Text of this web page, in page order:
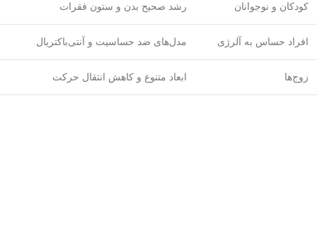
کودکان و نوجوانان رشد صحیح بدن و ستون فقرات
افراد حساس به آلرژی مدل‌های ضد حساسیت و آنتی‌باکتریال
زوج‌ها ابعاد متنوع و کاهش انتقال حرکت